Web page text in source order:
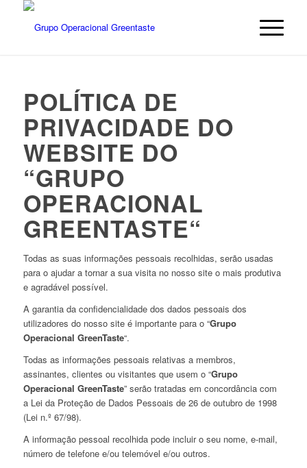
POLÍTICA DE
PRIVACIDADE DO
WEBSITE DO
“GRUPO
OPERACIONAL
GREENTASTE“
Todas as suas informações pessoais recolhidas, serão usadas
para o ajudar a tornar a sua visita no nosso site o mais produtiva
e agradável possível.
A garantia da confidencialidade dos dados pessoais dos
utilizadores do nosso site é importante para o “Grupo
Operacional GreenTaste“.
Todas as informações pessoais relativas a membros,
assinantes, clientes ou visitantes que usem o “Grupo
Operacional GreenTaste” serão tratadas em concordância com
a Lei da Proteção de Dados Pessoais de 26 de outubro de 1998
(Lei n.º 67/98).
A informação pessoal recolhida pode incluir o seu nome, e-mail,
número de telefone e/ou telemóvel e/ou outros.